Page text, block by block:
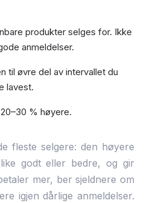
produkter selges for. Ikke
anmeldelser.
til øvre del av intervallet du
lavest.
% høyere.
fleste selgere: den høyere
godt eller bedre, og gir
mer, ber sjeldnere om
igjen dårlige anmeldelser.